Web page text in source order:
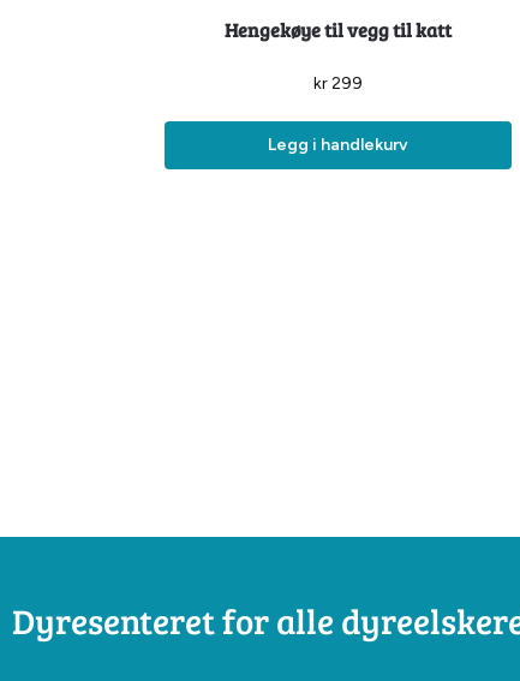
Hengekøye til vegg til katt
kr299
Legg i handlekurv
Dyresenteret for alle